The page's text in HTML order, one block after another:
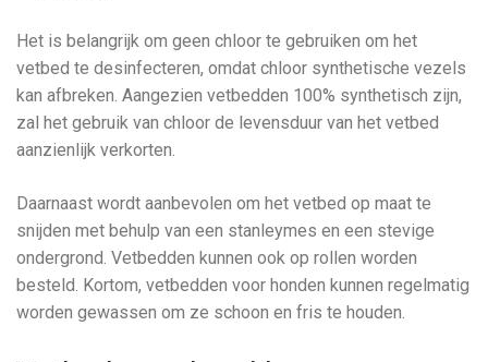
Het is belangrijk om geen chloor te gebruiken om het
vetbed te desinfecteren, omdat chloor synthetische vezels
kan afbreken. Aangezien vetbedden 100% synthetisch zijn,
zal het gebruik van chloor de levensduur van het vetbed
aanzienlijk verkorten.
Daarnaast wordt aanbevolen om het vetbed op maat te
snijden met behulp van een stanleymes en een stevige
ondergrond. Vetbedden kunnen ook op rollen worden
besteld. Kortom, vetbedden voor honden kunnen regelmatig
worden gewassen om ze schoon en fris te houden.